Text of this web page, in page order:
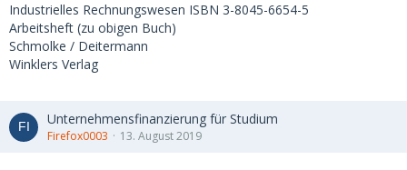
Industrielles Rechnungswesen ISBN 3-8045-6654-5
Arbeitsheft (zu obigen Buch)
Schmolke / Deitermann
Winklers Verlag
Unternehmensfinanzierung für Studium
Firefox0003 13. August 2019